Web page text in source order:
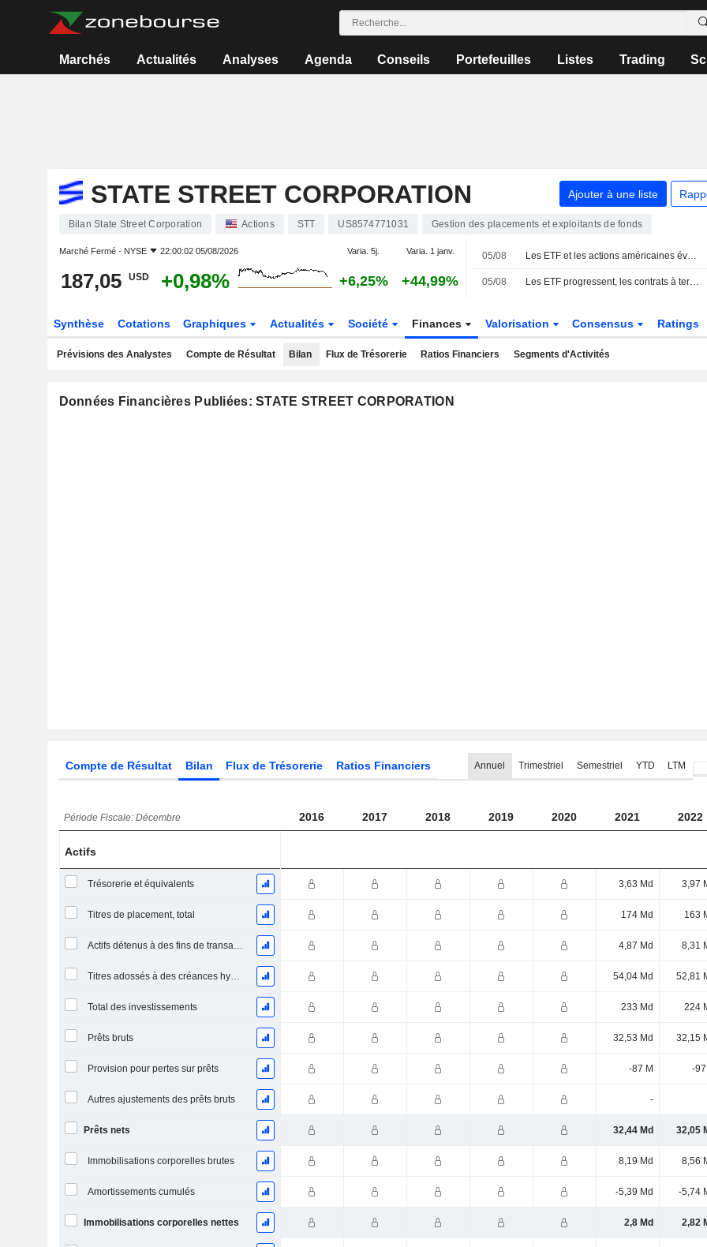
Marchés Actualités Analyses Agenda Conseils Portefeuilles Listes Trading
STATE STREET CORPORATION Ajouter à une liste
Bilan State Street Corporation Actions STT US8574771031 Gestion des placements et exploitants de fonds
Marché Fermé - NYSE 22:00:02 05/08/2026 Varia. 5j. Varia. 1 janv.
187,05 USD +0,98% +6,25% +44,99%
05/08 Les ETF et les actions américaines évoluent en ordre dispersé à la mi-journée
05/08 Les ETF progressent, les contrats à terme sur actions sont mitigés avant l'ouverture sur fond de résultats d'entreprises et d'espoirs de réouverture d'Ormuz
Synthèse Cotations Graphiques Actualités Société Finances Valorisation Consensus Ratings
Prévisions des Analystes Compte de Résultat Bilan Flux de Trésorerie Ratios Financiers Segments d'Activités
Données Financières Publiées: STATE STREET CORPORATION
Compte de Résultat Bilan Flux de Trésorerie Ratios Financiers Annuel Trimestriel Semestriel YTD LTM
Période Fiscale: Décembre 2016 2017 2018 2019 2020 2021 2022
Actifs
Trésorerie et équivalents 3,63 Md 3,97
Titres de placement, total 174 Md 163
Actifs détenus à des fins de transaction Titres, totalActifs détenus à des fins de transactions (Trading), Total. 4,87 Md 8,31
Titres adossés à des créances hypothécaires 54,04 Md 52,81
Total des investissements 233 Md 224
Prêts bruts 32,53 Md 32,15
Provision pour pertes sur prêts -87 M -97
Autres ajustements des prêts bruts -
Prêts nets 32,44 Md 32,05
Immobilisations corporelles brutes 8,19 Md 8,56
Amortissements cumulés -5,39 Md -5,74
Immobilisations corporelles nettes 2,8 Md 2,82